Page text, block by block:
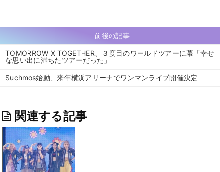
前後の記事
TOMORROW X TOGETHER、３度目のワールドツアーに幕「幸せ
な思い出に満ちたツアーだった」
Suchmos始動、来年横浜アリーナでワンマンライブ開催決定
関連する記事